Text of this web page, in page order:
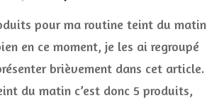
pour ma routine teint du matin
en ce moment, je les ai regroupé
brièvement dans cet article.
du matin c’est donc 5 produits,